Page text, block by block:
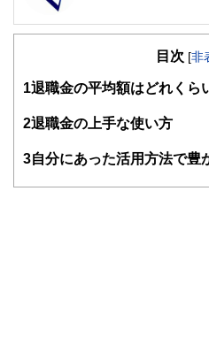
FinancialField編集部は、
知識がない方でも理解で
得者を中心に「お金や暮
験者で構成され、企画立
関わることで、読者目線
目次 [非
1 退職金の平均額はどれくら
2退職金の上手な使い方
3自分にあった活用方法で豊